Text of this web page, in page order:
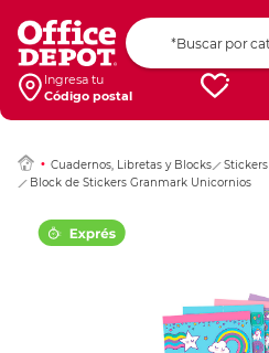
Ingresa tu
Código postal
Cuadernos, Libretas y Blocks
Stickers
Block de Stickers Granmark Unicornios